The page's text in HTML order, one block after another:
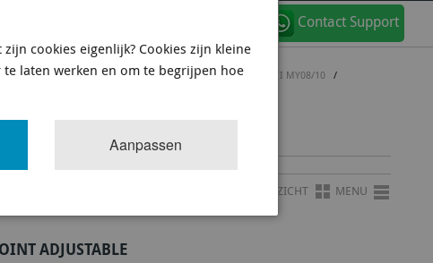
Contact Support
/ SWAYBARS & ENDLINKS & BUSHINGS WRX/STI MY08/10 /
OVERZICHT MENU
ADJUSTABLE
cookies eigenlijk? Cookies zijn kleine
laten werken en om te begrijpen hoe
Aanpassen